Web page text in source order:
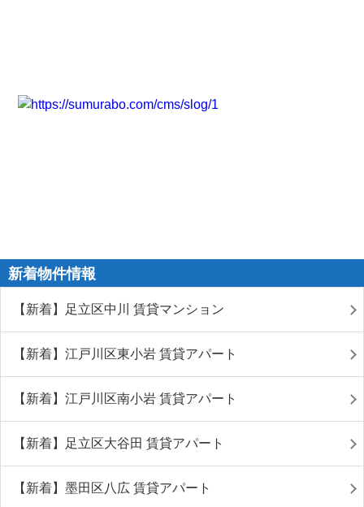
新着物件情報
【新着】足立区中川 賃貸マンション
【新着】江戸川区東小岩 賃貸アパート
【新着】江戸川区南小岩 賃貸アパート
【新着】足立区大谷田 賃貸アパート
【新着】墨田区八広 賃貸アパート